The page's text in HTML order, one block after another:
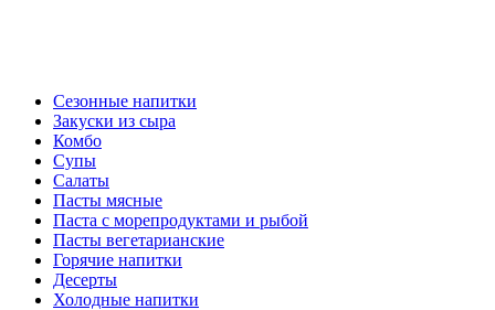
Сезонные напитки
Закуски из сыра
Комбо
Супы
Салаты
Пасты мясные
Паста с морепродуктами и рыбой
Пасты вегетарианские
Горячие напитки
Десерты
Холодные напитки